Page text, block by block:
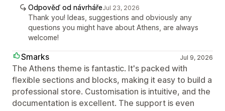
Odpověď od návrhářeJul 23, 2026
Thank you! Ideas, suggestions and obviously any
questions you might have about Athens, are always
welcome!
Smarks Jul 9, 2026
The Athens theme is fantastic. It's packed with
flexible sections and blocks, making it easy to build a
professional store. Customisation is intuitive, and the
documentation is excellent. The support is even